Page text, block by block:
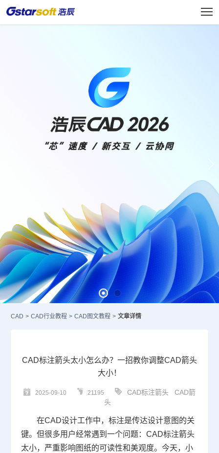
CAD > CAD行业教程 > CAD图文教程 > 文章详情
CAD标注箭头太小怎么办？一招教你调整CAD箭头
大小！
2025-09-10 21195 CAD标注箭头
CAD箭
头
在CAD设计工作中，标注是传达设计意图的关
键。但很多用户经常遇到一个问题： CAD标注箭头
太小，严重影响图纸的可读性和美观度。今天，小